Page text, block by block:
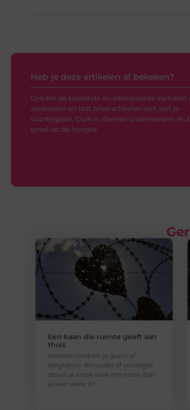
Heb je deze artikelen al bekeken?
Ontdek de boeiende en interessante verhalen
aanbieden en laat onze artikelen niet aan je
voorbijgaan. Duik in diverse onderwerpen en
goed op de hoogte.
Een baan die ruimte geeft aan
thuis
Werken rondom je gezin of
zorgtaken Als ouder of verzorger
draait je week vaak om meer dan
alleen werk. Er